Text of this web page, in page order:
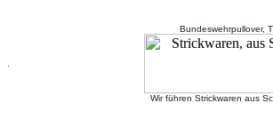
.
Bundeswehrpullover,
Wir führen Strickwaren aus